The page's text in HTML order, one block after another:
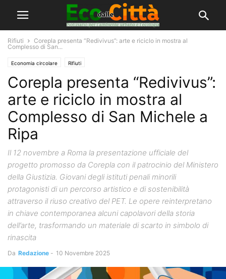
Rifiuti
Corepla presenta “Redivivus”: arte e riciclo in mostra al
Complesso di San...
Economia circolare Rifiuti
Corepla presenta “Redivivus”:
arte e riciclo in mostra al
Complesso di San Michele a
Ripa
Il 12 novembre a Roma la presentazione ufficiale del
progetto promosso da Corepla con il patrocinio del Ministero
della Giustizia. Giovani degli istituti penali minorili
protagonisti di un percorso artistico e di sostenibilità
attraverso il riuso creativo del PET. Le opere reinterpretano
in chiave contemporanea alcuni capolavori della storia
dell’arte, trasformando un materiale di scarto in simbolo di
rinascita
Da Redazione - 10 Novembre 2025